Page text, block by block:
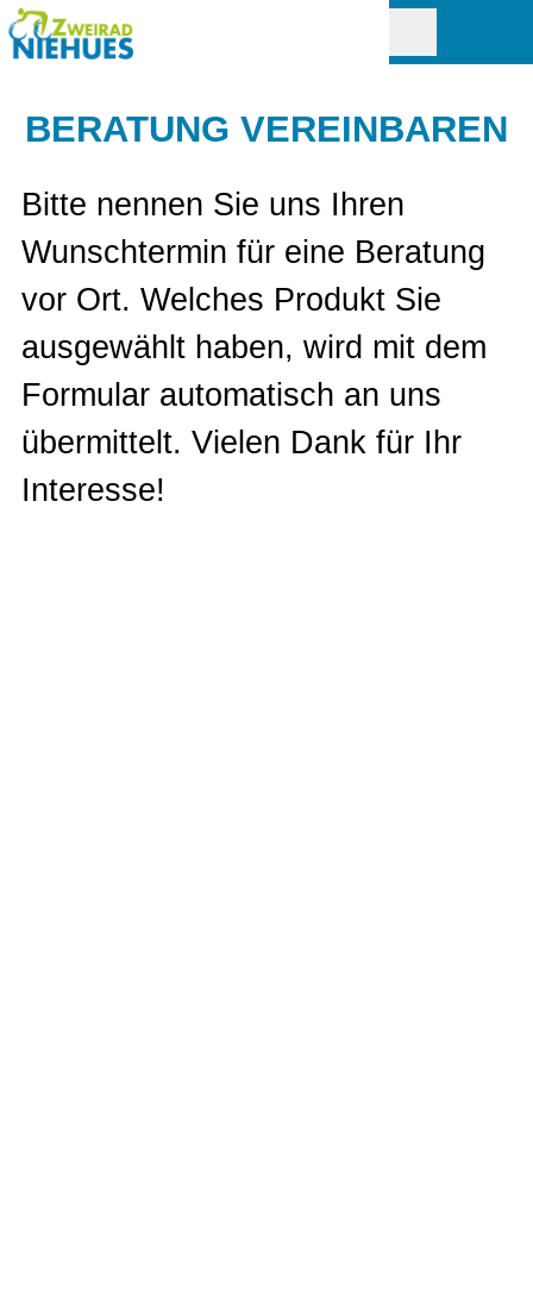
BERATUNG VEREINBAREN
Bitte nennen Sie uns Ihren
Wunschtermin für eine Beratung
vor Ort. Welches Produkt Sie
ausgewählt haben, wird mit dem
Formular automatisch an uns
übermittelt. Vielen Dank für Ihr
Interesse!